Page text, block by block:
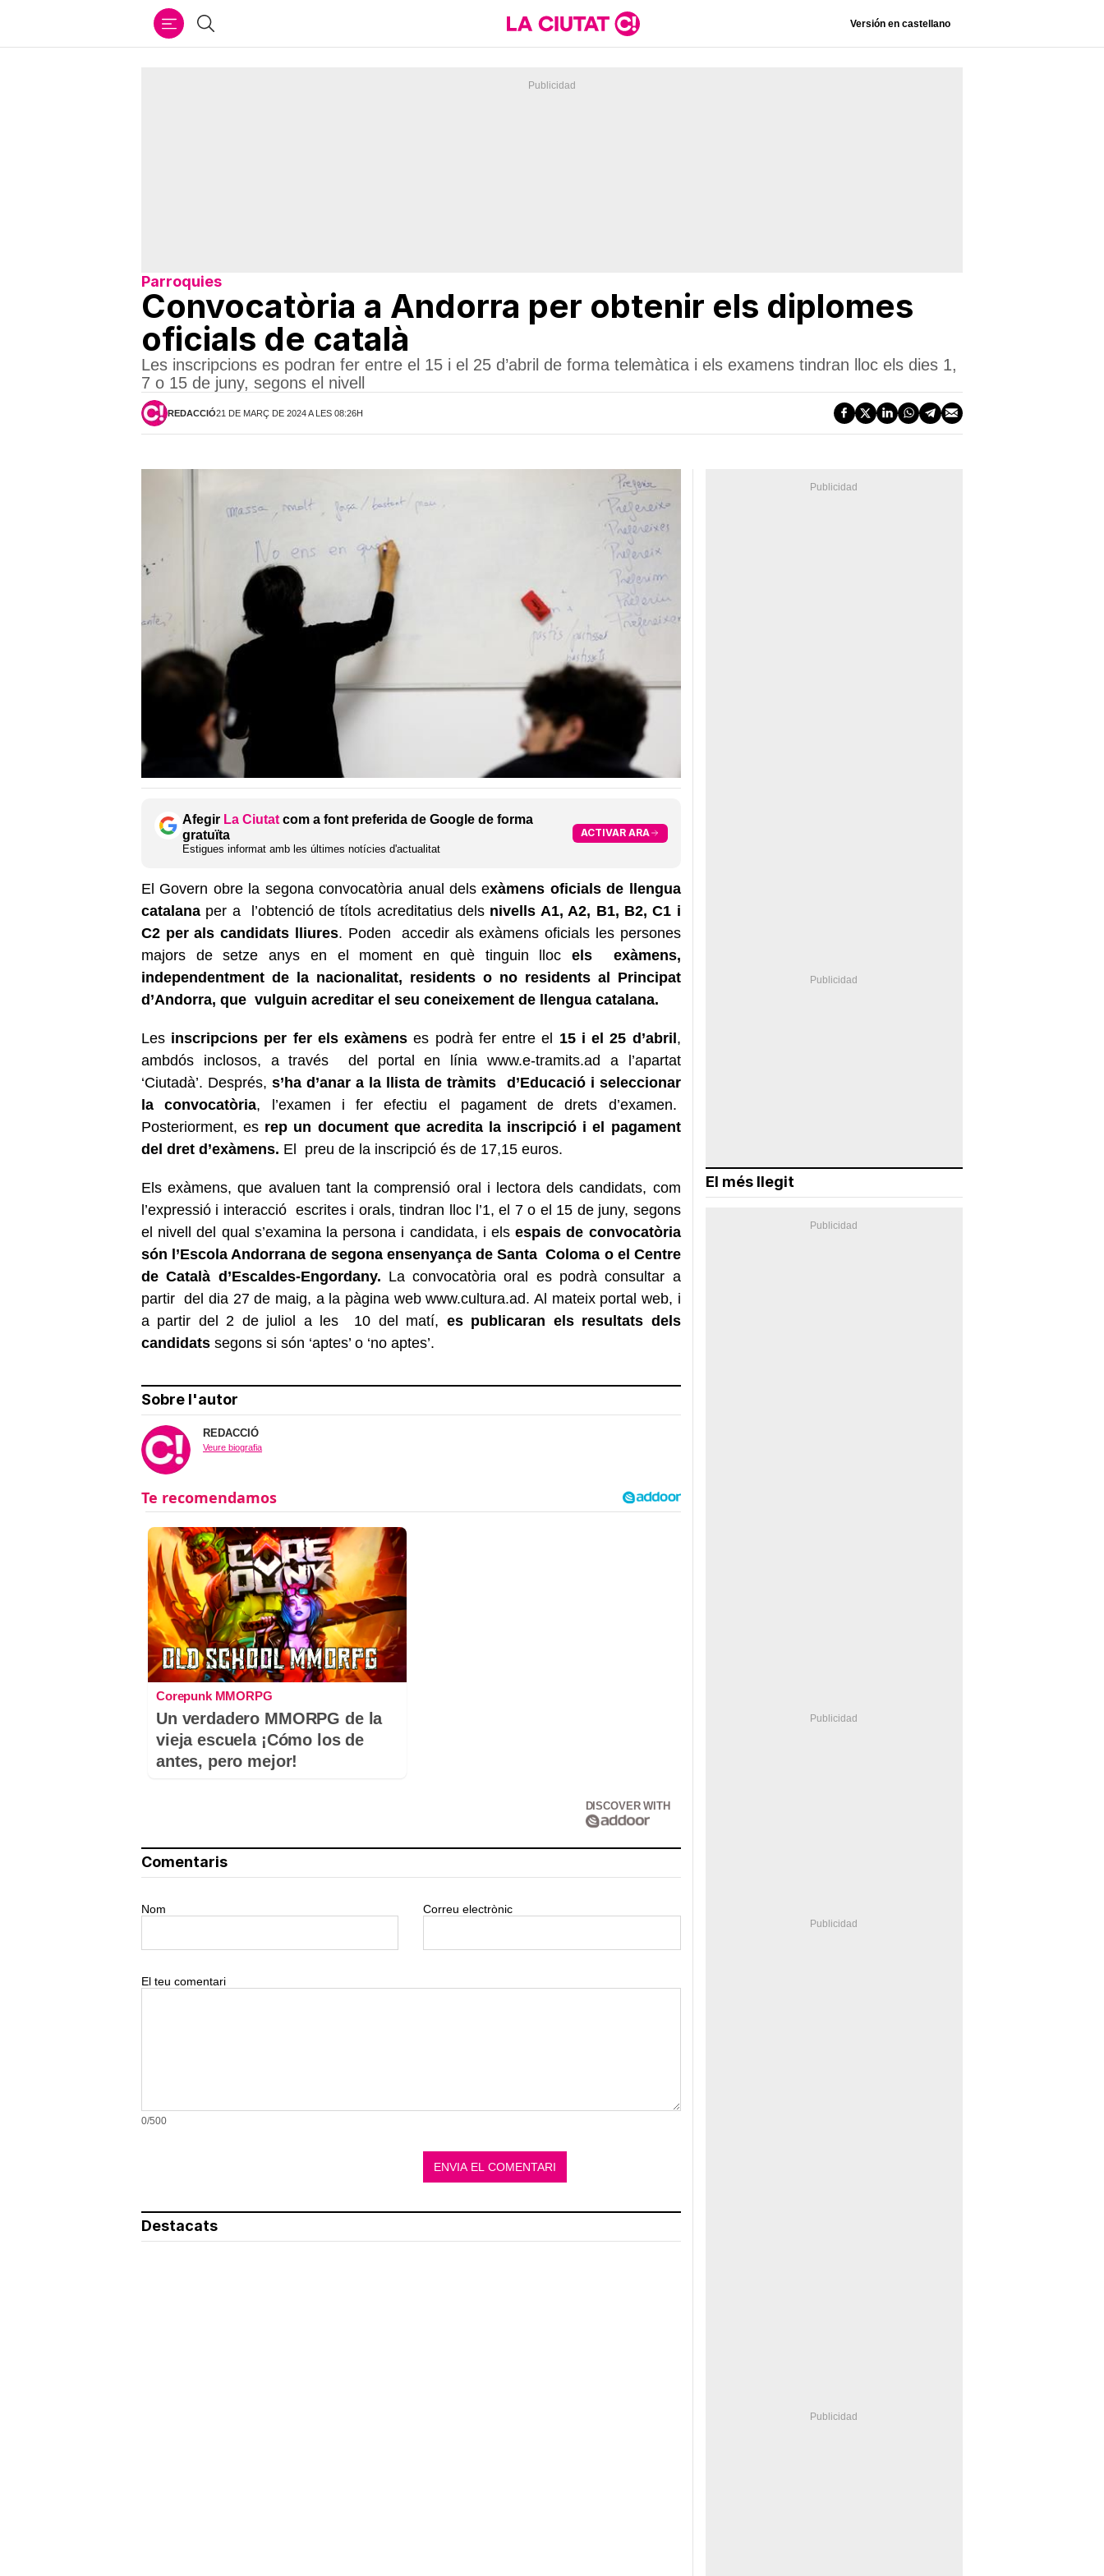
Cercar Versión en castellano
Parroquies
Convocatòria a Andorra per obtenir els diplomes
oficials de català
Les inscripcions es podran fer entre el 15 i el 25 d’abril de forma telemàtica i els examens tindran lloc els dies 1,
7 o 15 de juny, segons el nivell
REDACCIÓ21 DE MARÇ DE 2024 A LES 08:26H
Afegir La Ciutat com a font preferida de Google de forma
gratuïta
Estigues informat amb les últimes notícies d'actualitat
ACTIVAR ARA
El Govern obre la segona convocatòria anual dels exàmens oficials de llengua
catalana per a l’obtenció de títols acreditatius dels nivells A1, A2, B1, B2, C1 i
C2 per als candidats lliures. Poden accedir als exàmens oficials les persones
majors de setze anys en el moment en què tinguin llocels exàmens,
independentment de la nacionalitat, residents o no residents al Principat
d’Andorra, que vulguin acreditar el seu coneixement de llengua catalana.
Les inscripcions per fer els exàmens es podrà fer entre el 15 i el 25 d’abril,
ambdós inclosos, a través del portal en líniawww.e-tramits.ad a l’apartat
‘Ciutadà’. Després,s’ha d’anar a la llista de tràmits d’Educació i seleccionar
la convocatòria, l’examen i fer efectiu el pagament de drets d’examen.
Posteriorment, es rep un document que acredita la inscripció i el pagament
del dret d’exàmens. El preu de la inscripció és de 17,15 euros.
Els exàmens, que avaluen tant la comprensió oral i lectora dels candidats, com
l’expressió i interacció escrites i orals, tindran lloc l’1, el 7 o el 15 de juny, segons
el nivell del qual s’examina la persona i candidata, i elsespais de convocatòria
són l’Escola Andorrana de segona ensenyança de Santa Coloma o el Centre
de Català d’Escaldes-Engordany. La convocatòria oral es podrà consultar a
partir del dia 27 de maig, a la pàgina webwww.cultura.ad. Al mateix portal web, i
a partir del 2 de juliol a les 10 del matí, es publicaran els resultats dels
candidats segons si són ‘aptes’ o ‘no aptes’.
Sobre l'autor
REDACCIÓ
Veure biografia
Corepunk MMORPG
Un verdadero MMORPG de la
vieja escuela ¡Cómo los de
antes, pero mejor!
DISCOVER WITH
Comentaris
Nom Correu electrònic
El teu comentari
0/500
Destacats
El més llegit